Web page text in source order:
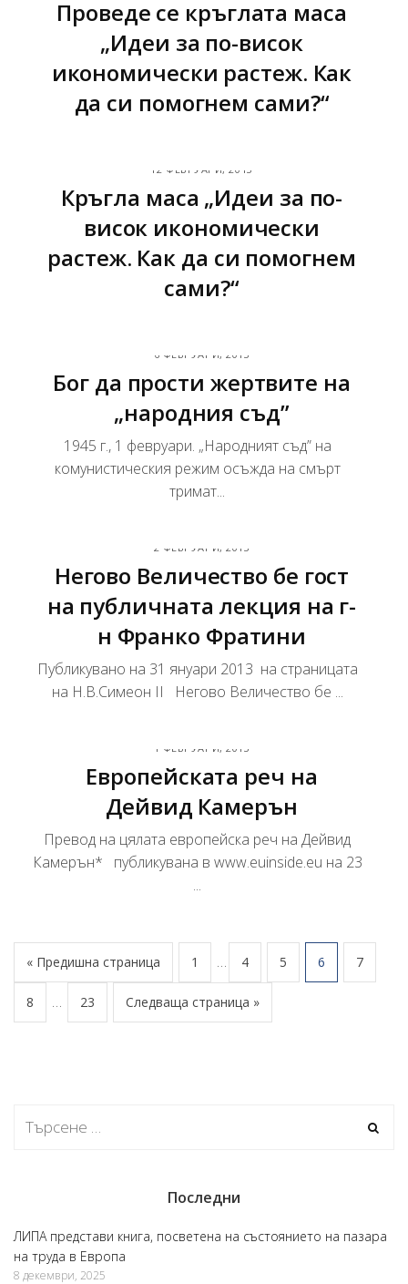
Проведе се кръглата маса
„Идеи за по-висок
икономически растеж. Как
да си помогнем сами?“
12 ФЕВРУАРИ, 2013
Кръгла маса „Идеи за по-
висок икономически
растеж. Как да си помогнем
сами?“
6 ФЕВРУАРИ, 2013
Бог да прости жертвите на
„народния съд”
1945 г., 1 февруари. „Народният съд” на
комунистическия режим осъжда на смърт
тримат...
2 ФЕВРУАРИ, 2013
Негово Величество бе гост
на публичната лекция на г-
н Франко Фратини
Публикувано на 31 януари 2013 на страницата
на Н.В.Симеон II Негово Величество бе ...
1 ФЕВРУАРИ, 2013
Eвропейската реч на
Дейвид Камерън
Превод на цялата европейска реч на Дейвид
Камерън* публикувана в www.euinside.eu на 23
...
« Предишна страница 1 … 4 5 6 7
8 … 23 Следваща страница »
Последни
ЛИПА представи книга, посветена на състоянието на пазара
на труда в Европа
8 декември, 2025